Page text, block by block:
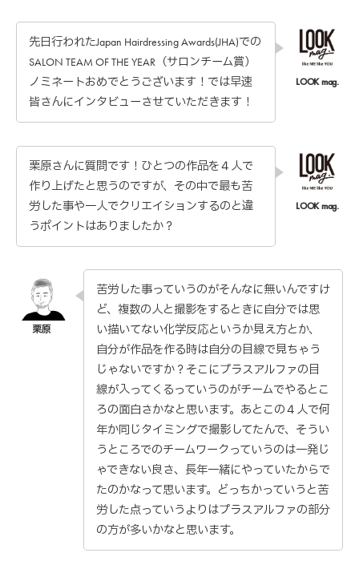
先日行われたJapan Hairdressing Awards(JHA)での
SALON TEAM OF THE YEAR（サロンチーム賞）
ノミネートおめでとうございます！では早速
皆さんにインタビューさせていただきます！
栗原さんに質問です！ひとつの作品を４人で
作り上げたと思うのですが、その中で最も苦
労した事や一人でクリエイションするのと違
うポイントはありましたか？
苦労した事っていうのがそんなに無いんですけ
ど、複数の人と撮影をするときに自分では思
い描いてない化学反応というか見え方とか、
自分が作品を作る時は自分の目線で見ちゃう
じゃないですか？そこにプラスアルファの目
線が入ってくるっていうのがチームでやるとこ
ろの面白さかなと思います。あとこの４人で何
年か同じタイミングで撮影してたんで、そうい
うところでのチームワークっていうのは一発じ
ゃできない良さ、長年一緒にやっていたからで
たのかなって思います。どっちかっていうと苦
労した点っていうよりはプラスアルファの部分
の方が多いかなと思います。